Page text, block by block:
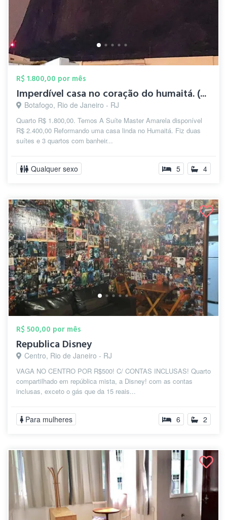
R$ 1.800,00 por mês
Imperdível casa no coração do humaitá. (...
Botafogo, Rio de Janeiro - RJ
Quarto R$ 1.800,00. Temos A Suíte Master Amarela disponível
R$ 2.400,00 Reformando uma casa linda no Humaitá. Fiz duas
suítes e 3 quartos com banheir...
Qualquer sexo 5 4
R$ 500,00 por mês
Republica Disney
Centro, Rio de Janeiro - RJ
VAGA NO CENTRO POR R$500! C/ CONTAS INCLUSAS! Quarto
compartilhado em república mista, a Disney! com as contas
inclusas, exceto o gás que da 15 reais...
Para mulheres 6 2